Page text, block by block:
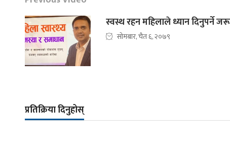
स्वस्थ रहन महिलाले ध्यान दिनुपर्ने
सोमबार, चैत ६, २०७९
प्रतिक्रिया दिनुहोस्